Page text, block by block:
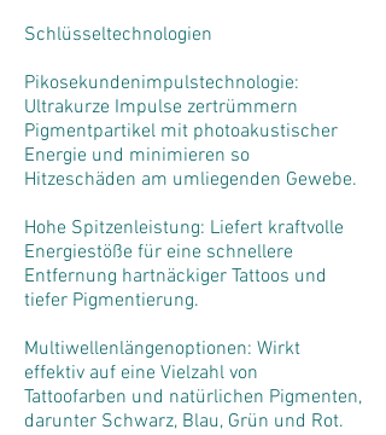
Schlüsseltechnologien
Pikosekundenimpulstechnologie:
Ultrakurze Impulse zertrümmern
Pigmentpartikel mit photoakustischer
Energie und minimieren so
Hitzeschäden am umliegenden Gewebe.
Hohe Spitzenleistung: Liefert kraftvolle
Energiestöße für eine schnellere
Entfernung hartnäckiger Tattoos und
tiefer Pigmentierung.
Multiwellenlängenoptionen: Wirkt
effektiv auf eine Vielzahl von
Tattoofarben und natürlichen Pigmenten,
darunter Schwarz, Blau, Grün und Rot.